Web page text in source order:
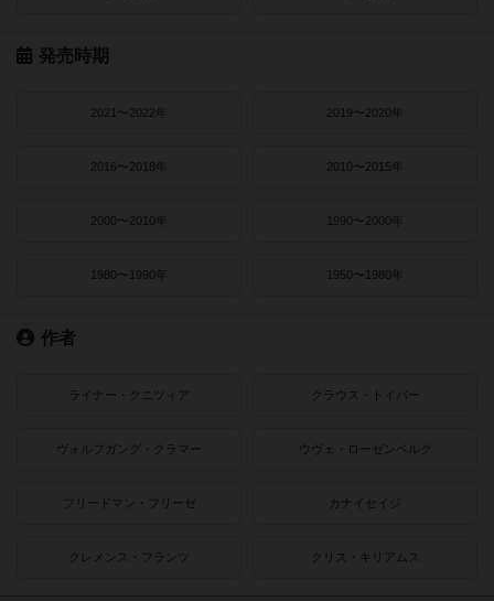
発売時期
2021〜2022年 2019〜2020年
2016〜2018年 2010〜2015年
2000〜2010年 1990〜2000年
1980〜1990年 1950〜1980年
作者
ライナー・クニツィア クラウス・トイバー
ヴォルフガング・クラマー ウヴェ・ローゼンベルク
フリードマン・フリーゼ カナイセイジ
クレメンス・フランツ クリス・キリアムス